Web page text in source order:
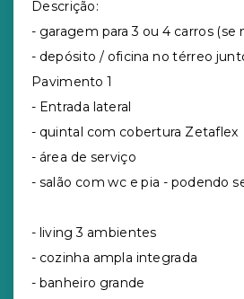
Descrição:
- garagem para 3 ou 4 carros (se
- depósito / oficina no térreo
Pavimento 1
- Entrada lateral
- quintal com cobertura Zetaflex
- área de serviço
- salão com wc e pia - podendo
- living 3 ambientes
- cozinha ampla integrada
- banheiro grande